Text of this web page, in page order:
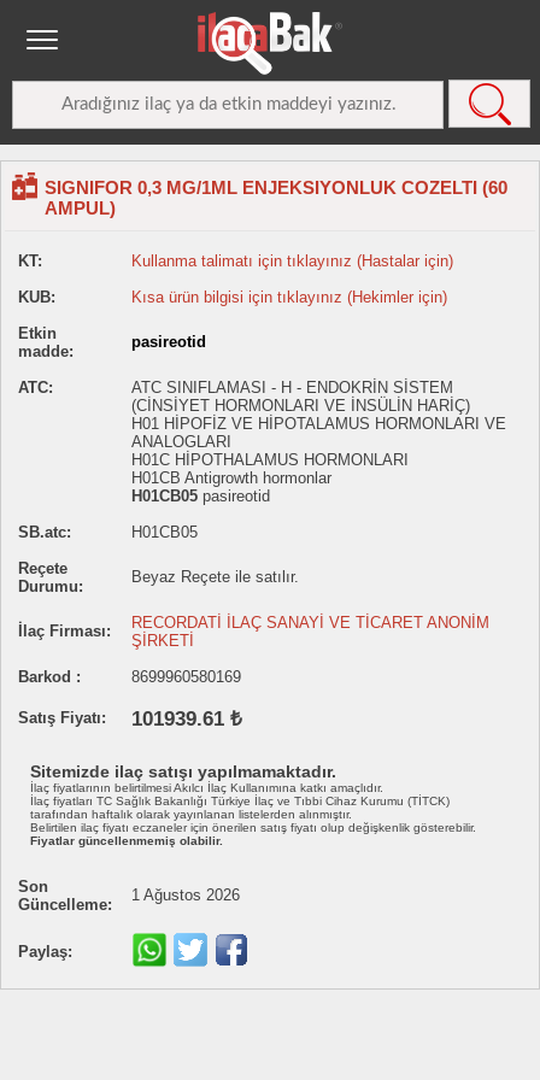
SIGNIFOR 0,3 MG/1ML ENJEKSIYONLUK COZELTI (60
AMPUL)
KT:
Kullanma talimatı için tıklayınız (Hastalar için)
KUB:
Kısa ürün bilgisi için tıklayınız (Hekimler için)
Etkin
madde:
pasireotid
ATC:
ATC SINIFLAMASI - H - ENDOKRİN SİSTEM
(CİNSİYET HORMONLARI VE İNSÜLİN HARİÇ)
H01 HİPOFİZ VE HİPOTALAMUS HORMONLARI VE
ANALOGLARI
H01C HİPOTHALAMUS HORMONLARI
H01CB Antigrowth hormonlar
H01CB05 pasireotid
SB.atc:
H01CB05
Reçete
Durumu:
Beyaz Reçete ile satılır.
İlaç Firması:
RECORDATİ İLAÇ SANAYİ VE TİCARET ANONİM
ŞİRKETİ
Barkod :
8699960580169
Satış Fiyatı: 101939.61 ₺
Sitemizde ilaç satışı yapılmamaktadır.
İlaç fiyatlarının belirtilmesi Akılcı İlaç Kullanımına katkı amaçlıdır.
İlaç fiyatları TC Sağlık Bakanlığı Türkiye İlaç ve Tıbbi Cihaz Kurumu (TİTCK)
tarafından haftalık olarak yayınlanan listelerden alınmıştır.
Belirtilen ilaç fiyatı eczaneler için önerilen satış fiyatı olup değişkenlik gösterebilir.
Fiyatlar güncellenmemiş olabilir.
Son
Güncelleme:
1 Ağustos 2026
Paylaş: